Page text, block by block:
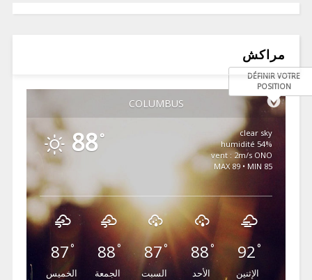
مراكش
COLUMBUS
DÉFINIR VOTRE
POSITION
88 °
clear sky
54% humidité
vent : 2m/s ONO
MAX 89 • MIN 85
87°
الخميس
88°
الجمعة
87°
السبت
88°
الأحد
92°
الإثنين